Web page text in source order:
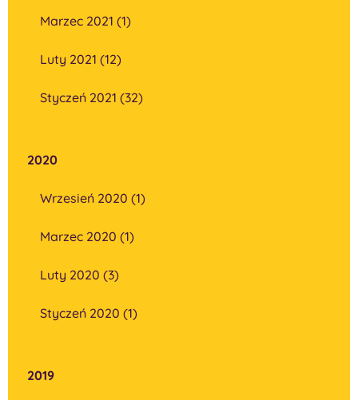
Marzec 2021 (1)
Luty 2021 (12)
Styczeń 2021 (32)
2020
Wrzesień 2020 (1)
Marzec 2020 (1)
Luty 2020 (3)
Styczeń 2020 (1)
2019